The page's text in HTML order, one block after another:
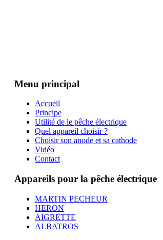
Menu principal
Accueil
Principe
Utilité de le pêche électrique
Quel appareil choisir ?
Choisir son anode et sa cathode
Vidéo
Contact
Appareils pour la pêche électrique
MARTIN PECHEUR
HERON
AIGRETTE
ALBATROS